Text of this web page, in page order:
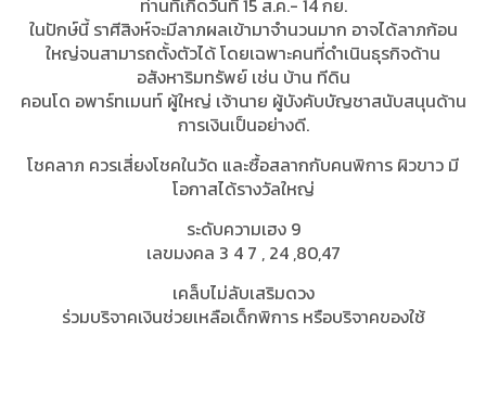
ท่านที่เกิดวันที่ 15 ส.ค.- 14 กย.
ในปักษ์นี้ ราศีสิงห์จะมีลาภผลเข้ามาจำนวนมาก อาจได้ลาภก้อน
ใหญ่จนสามารถตั้งตัวได้ โดยเฉพาะคนที่ดำเนินธุรกิจด้าน
อสังหาริมทรัพย์ เช่น บ้าน ทีดิน
คอนโด อพาร์ทเมนท์ ผู้ใหญ่ เจ้านาย ผู้บังคับบัญชาสนับสนุนด้าน
การเงินเป็นอย่างดี.
โชคลาภ ควรเสี่ยงโชคในวัด และซื้อสลากกับคนพิการ ผิวขาว มี
โอกาสได้รางวัลใหญ่
ระดับความเฮง 9
เลขมงคล 3 4 7 , 24 ,80,47
เคล็บไม่ลับเสริมดวง
ร่วมบริจาคเงินช่วยเหลือเด็กพิการ หรือบริจาคของใช้